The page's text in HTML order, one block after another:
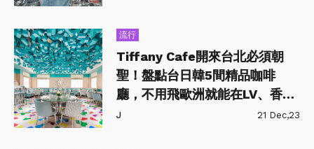
流行
Tiffany Cafe開來台北必須朝
聖！盤點台日韓5間精品咖啡
廳，不用飛歐洲就能在LV、香奈
兒享受奢華
J 21 Dec,23